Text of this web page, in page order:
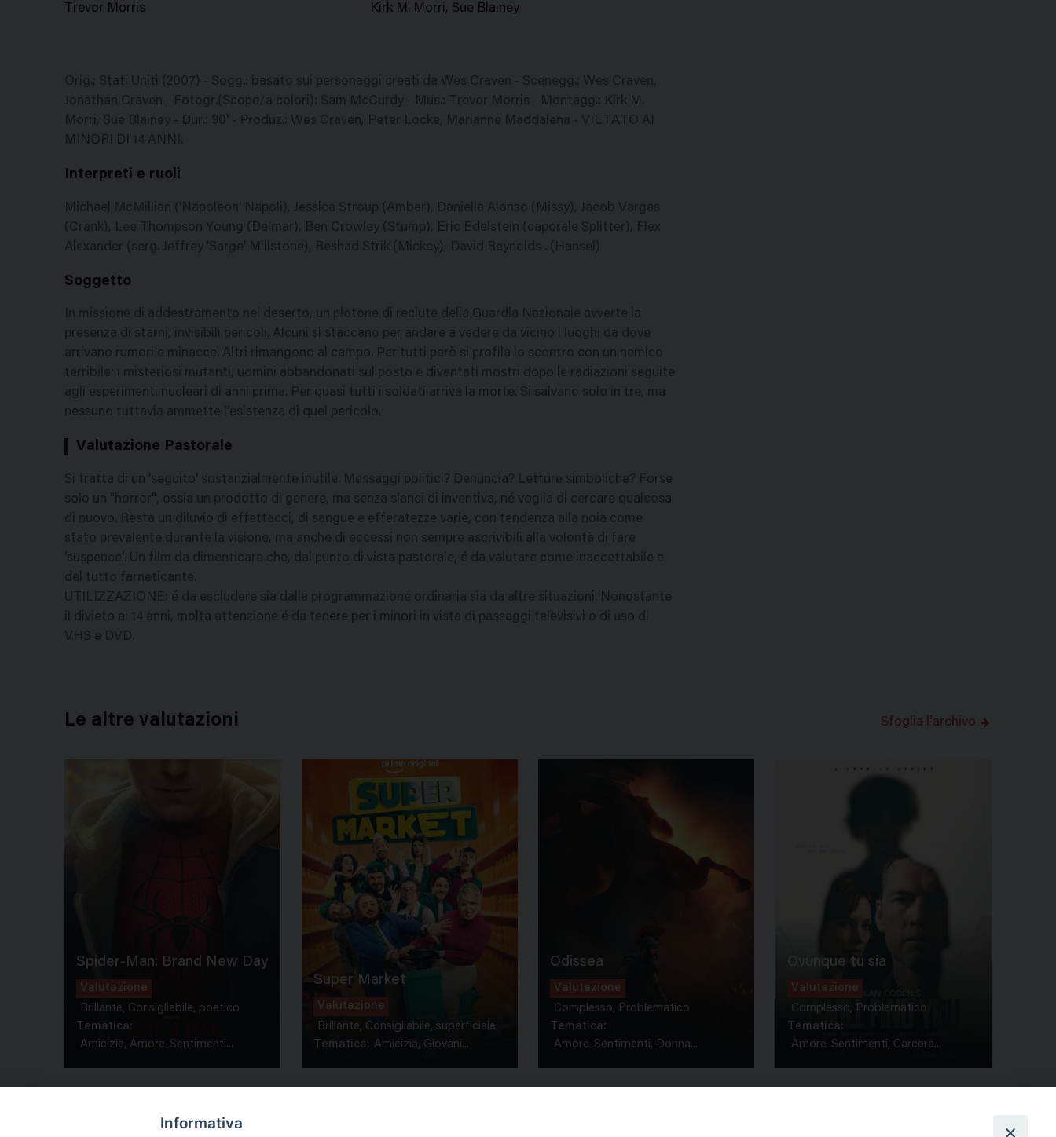
Trevor Morris Kirk M. Morri, Sue Blainey
Orig.: Stati Uniti (2007) - Sogg.: basato sui personaggi creati da Wes Craven - Scenegg.: Wes Craven,
Jonathan Craven - Fotogr.(Scope/a colori): Sam McCurdy - Mus.: Trevor Morris - Montagg.: Kirk M.
Morri, Sue Blainey - Dur.: 90' - Produz.: Wes Craven, Peter Locke, Marianne Maddalena - VIETATO AI
MINORI DI 14 ANNI.
Interpreti e ruoli
Michael McMillian ('Napoleon' Napoli), Jessica Stroup (Amber), Daniella Alonso (Missy), Jacob Vargas
(Crank), Lee Thompson Young (Delmar), Ben Crowley (Stump), Eric Edelstein (caporale Splitter), Flex
Alexander (serg. Jeffrey 'Sarge' Millstone), Reshad Strik (Mickey), David Reynolds . (Hansel)
Soggetto
In missione di addestramento nel deserto, un plotone di reclute della Guardia Nazionale avverte la
presenza di starni, invisibili pericoli. Alcuni si staccano per andare a vedere da vicino i luoghi da dove
arrivano rumori e minacce. Altri rimangono al campo. Per tutti però si profila lo scontro con un nemico
terribile: i misteriosi mutanti, uomini abbandonati sul posto e diventati mostri dopo le radiazioni seguite
agli esperimenti nucleari di anni prima. Per quasi tutti i soldati arriva la morte. Si salvano solo in tre, ma
nessuno tuttavia ammette l'esistenza di quel pericolo.
Valutazione Pastorale
Si tratta di un 'seguito' sostanzialmente inutile. Messaggi politici? Denuncia? Letture simboliche? Forse
solo un "horror", ossia un prodotto di genere, ma senza slanci di inventiva, né voglia di cercare qualcosa
di nuovo. Resta un diluvio di effettacci, di sangue e efferatezze varie, con tendenza alla noia come
stato prevalente durante la visione, ma anche di eccessi non sempre ascrivibili alla volontà di fare
'suspence'. Un film da dimenticare che, dal punto di vista pastorale, é da valutare come inaccettabile e
del tutto farneticante.
UTILIZZAZIONE: é da escludere sia dalla programmazione ordinaria sia da altre situazioni. Nonostante
il divieto ai 14 anni, molta attenzione é da tenere per i minori in vista di passaggi televisivi o di uso di
VHS e DVD.
Le altre valutazioni Sfoglia l'archivo
Spider-Man: Brand New Day
Valutazione
Brillante, Consigliabile, poetico
Tematica:
Amicizia, Amore-Sentimenti...
Super Market
Valutazione
Brillante, Consigliabile, superficiale
Tematica: Amicizia, Giovani...
Odissea
Valutazione
Complesso, Problematico
Tematica:
Amore-Sentimenti, Donna...
Ovunque tu sia
Valutazione
Complesso, Problematico
Tematica:
Amore-Sentimenti, Carcere...
Informativa